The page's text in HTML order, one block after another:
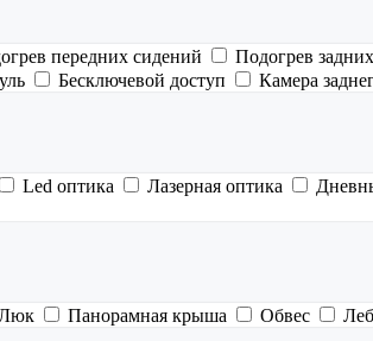
передних сидений Подогрев
Бесключевой доступ Камера
Led оптика Лазерная оптика
Панорамная крыша Обвес